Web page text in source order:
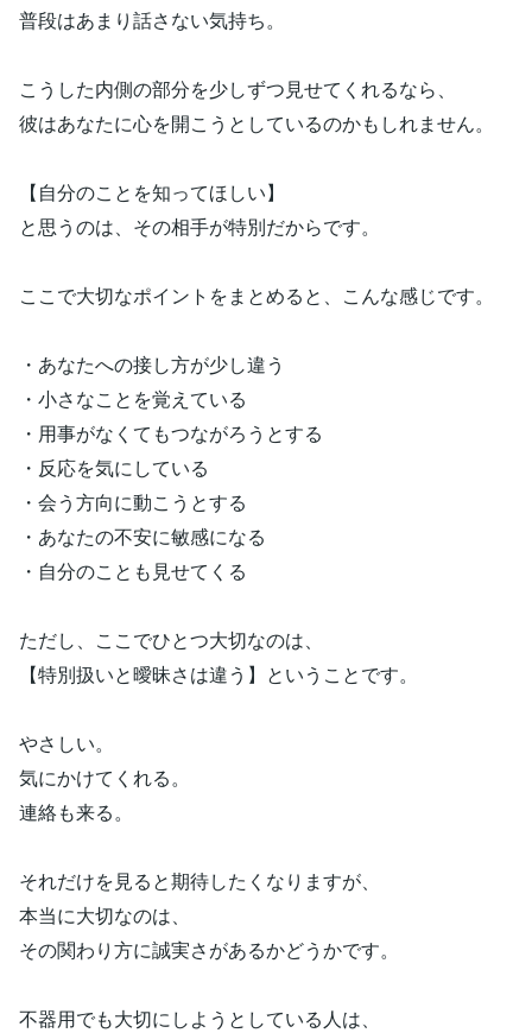
普段はあまり話さない気持ち。
こうした内側の部分を少しずつ見せてくれるなら、
彼はあなたに心を開こうとしているのかもしれません。
【自分のことを知ってほしい】
と思うのは、その相手が特別だからです。
ここで大切なポイントをまとめると、こんな感じです。
・あなたへの接し方が少し違う
・小さなことを覚えている
・用事がなくてもつながろうとする
・反応を気にしている
・会う方向に動こうとする
・あなたの不安に敏感になる
・自分のことも見せてくる
ただし、ここでひとつ大切なのは、
【特別扱いと曖昧さは違う】ということです。
やさしい。
気にかけてくれる。
連絡も来る。
それだけを見ると期待したくなりますが、
本当に大切なのは、
その関わり方に誠実さがあるかどうかです。
不器用でも大切にしようとしている人は、